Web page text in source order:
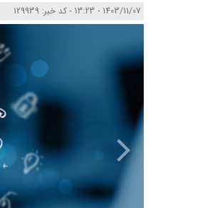
1403/11/07 - 13:23 - کد خبر: 129939